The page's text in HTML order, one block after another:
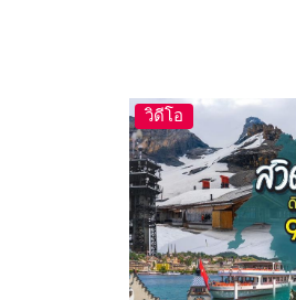
ปกคลุมด้วยหิมะสี
ได้ชื่อว่าเป็นหลังค
ความรุ่มรวยทางป
สถาปัตยกรรมเก่าแ
ดึงดูดให้ใครต่อใค
ปนี้ เราได้วางแผน
เช่ารถขับเป็นหลัก
Day 7 - Day 9 ของ
วิดีโอ